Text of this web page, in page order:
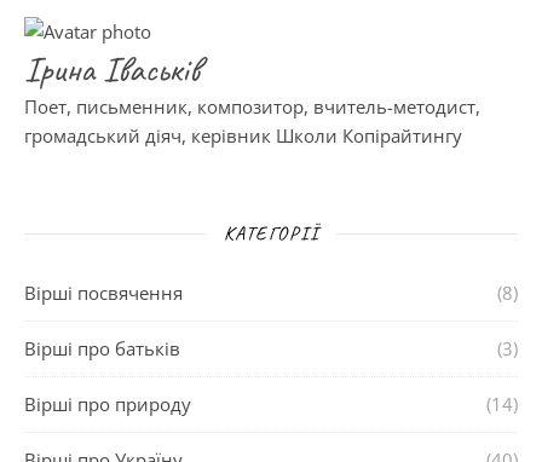
Ірина Іваськів
Поет, письменник, композитор, вчитель-методист,
громадський діяч, керівник Школи Копірайтингу
КАТЕГОРІЇ
Вірші посвячення (8)
Вірші про батьків (3)
Вірші про природу (14)